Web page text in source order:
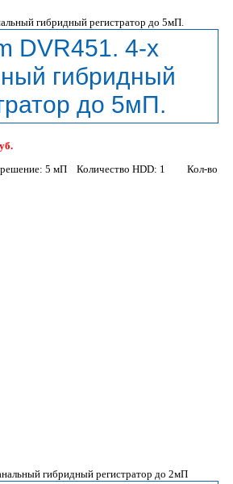
DVR451. 4-х
гибридный
до 5мП.
5 мП Количество HDD: 1 Кол-во